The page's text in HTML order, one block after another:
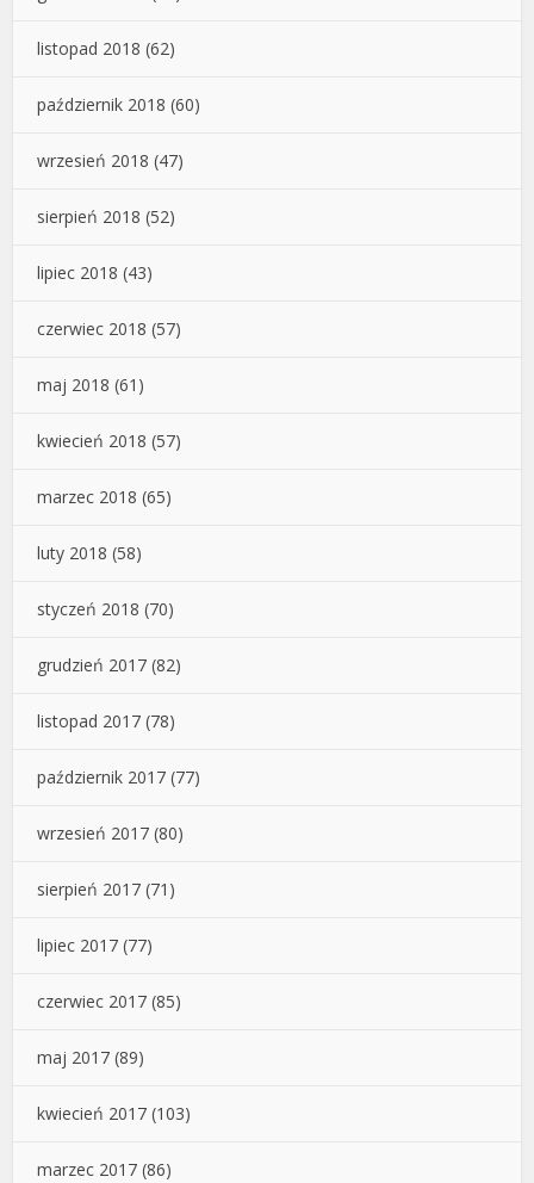
listopad 2018 (62)
październik 2018 (60)
wrzesień 2018 (47)
sierpień 2018 (52)
lipiec 2018 (43)
czerwiec 2018 (57)
maj 2018 (61)
kwiecień 2018 (57)
marzec 2018 (65)
luty 2018 (58)
styczeń 2018 (70)
grudzień 2017 (82)
listopad 2017 (78)
październik 2017 (77)
wrzesień 2017 (80)
sierpień 2017 (71)
lipiec 2017 (77)
czerwiec 2017 (85)
maj 2017 (89)
kwiecień 2017 (103)
marzec 2017 (86)